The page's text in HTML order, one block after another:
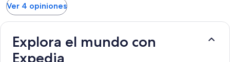
Ver 4 opiniones
Explora el mundo con
Expedia